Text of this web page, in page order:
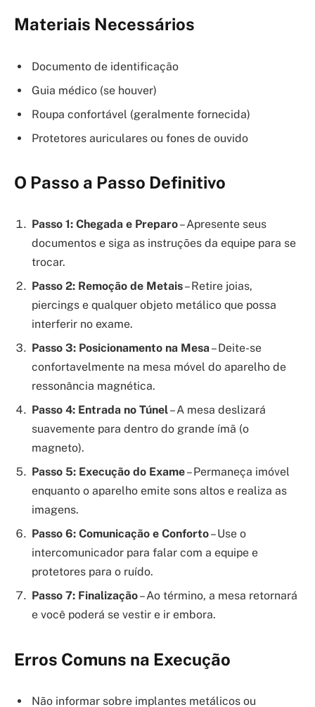
Materiais Necessários
Documento de identificação
Guia médico (se houver)
Roupa confortável (geralmente fornecida)
Protetores auriculares ou fones de ouvido
O Passo a Passo Definitivo
Passo 1: Chegada e Preparo– Apresente seus
documentos e siga as instruções da equipe para se
trocar.
Passo 2: Remoção de Metais– Retire joias,
piercings e qualquer objeto metálico que possa
interferir no exame.
Passo 3: Posicionamento na Mesa– Deite-se
confortavelmente na mesa móvel do aparelho de
ressonância magnética.
Passo 4: Entrada no Túnel– A mesa deslizará
suavemente para dentro do grande ímã (o
magneto).
Passo 5: Execução do Exame– Permaneça imóvel
enquanto o aparelho emite sons altos e realiza as
imagens.
Passo 6: Comunicação e Conforto– Use o
intercomunicador para falar com a equipe e
protetores para o ruído.
Passo 7: Finalização– Ao término, a mesa retornará
e você poderá se vestir e ir embora.
Erros Comuns na Execução
Não informar sobre implantes metálicos ou